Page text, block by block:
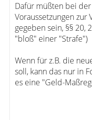
Dafür müßten bei
Voraussetzungen zur
gegeben sein, §§ 20,
"bloß" einer "Strafe")
Wenn für z.B. die
soll, kann das nur in
es eine "Geld-